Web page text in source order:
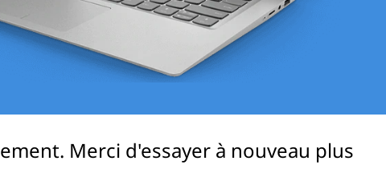
Merci d'essayer à nouveau plus